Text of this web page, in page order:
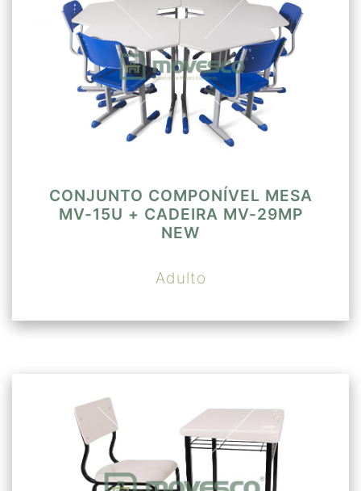
CONJUNTO COMPONÍVEL MESA
MV-15U + CADEIRA MV-29MP
NEW
Adulto